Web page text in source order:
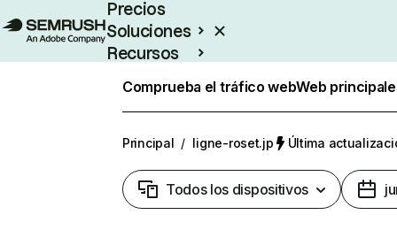
Precios
Soluciones
Recursos
Comprueba el tráfico webWeb
Principal / ligne-roset.jp Última
Todos los dispositivos